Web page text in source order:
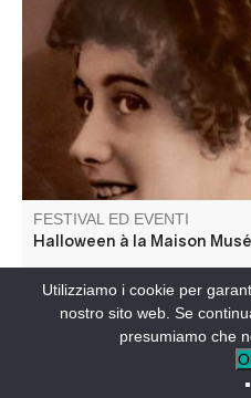
nos expositions pourraient
deux clignotements de
ont décidé de reprendre vie
version de l’histoire.
FESTIVAL ED EVENTI
Halloween à la Maison
COLMARS-IT
Utilizziamo i cookie per
nostro sito web. Se
presumiamo che